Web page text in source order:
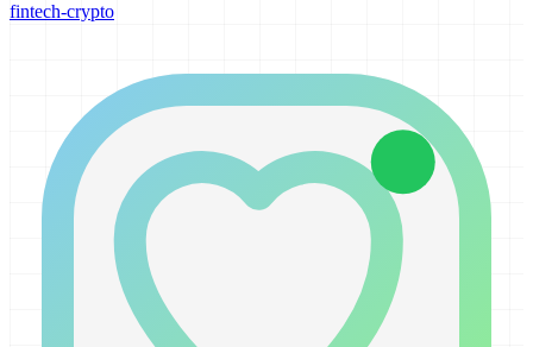
fintech-crypto